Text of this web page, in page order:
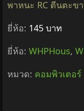
พาหนะ RC ตีนตะข
ยี่ห้อ: 145 บาท
ยี่ห้อ: WHPHous,
หมวด: คอมพิวเตอ